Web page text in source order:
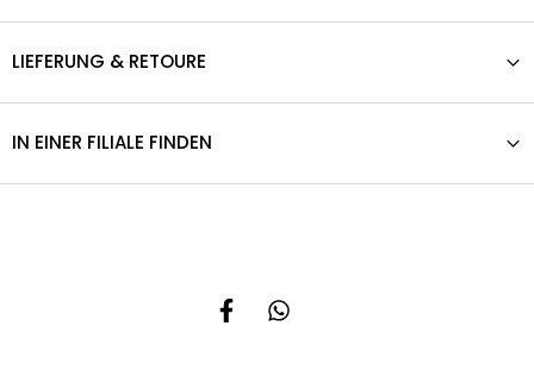
LIEFERUNG & RETOURE
IN EINER FILIALE FINDEN